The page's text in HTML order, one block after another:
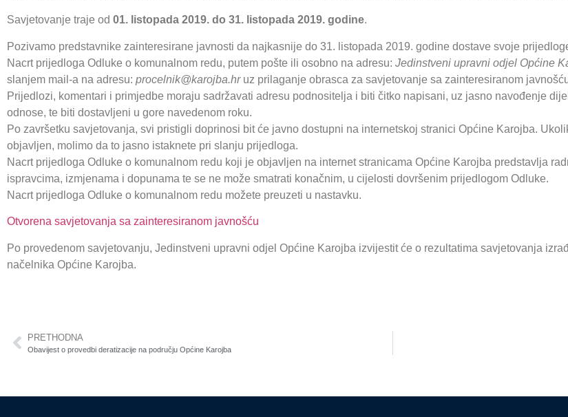
Savjetovanje traje od 01. listopada 2019. do 31. listopada 2019. godine.
Pozivamo predstavnike zainteresirane javnosti da najkasnije do 31. listopada 2019. godine dostave svoje
Nacrt prijedloga Odluke o komunalnom redu, putem pošte ili osobno na adresu: Jedinstveni upravni odjel Općine
slanjem mail-a na adresu: procelnik@karojba.hruz prilaganje obrasca za savjetovanje sa zainteresiranom
Prijedlozi, komentari i primjedbe moraju sadržavati adresu podnositelja i biti čitko napisani, uz jasno navođenje
odnose, te biti dostavljeni u gore navedenom roku.
Po završetku savjetovanja, svi pristigli doprinosi bit će javno dostupni na internetskoj stranici Općine Karojba.
objavljen, molimo da to jasno istaknete pri slanju prijedloga.
Nacrt prijedloga Odluke o komunalnom redu koji je objavljen na internet stranicama Općine Karojba predstavlja
ispravcima, izmjenama i dopunama te se ne može smatrati konačnim, u cijelosti dovršenim prijedlogom Odluke.
Nacrt prijedloga Odluke o komunalnom redu možete preuzeti u nastavku.
Otvorena savjetovanja sa zainteresiranom javnošću
Po provedenom savjetovanju, Jedinstveni upravni odjel Općine Karojba izvijestit će o rezultatima savjetovanja
načelnika Općine Karojba.
PRETHODNA
Obavijest o provedbi deratizacije na području Općine Karojba